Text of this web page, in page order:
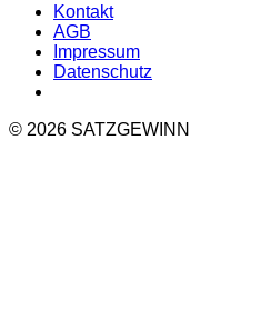
Kontakt
AGB
Impressum
Datenschutz
© 2026 SATZGEWINN